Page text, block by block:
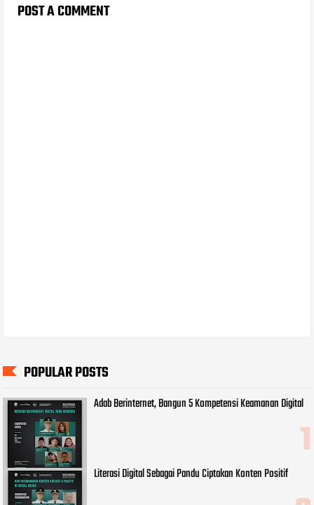
POST A COMMENT
POPULAR POSTS
Adab Berinternet, Bangun 5 Kompetensi Keamanan Digital
Literasi Digital Sebagai Pandu Ciptakan Konten Positif